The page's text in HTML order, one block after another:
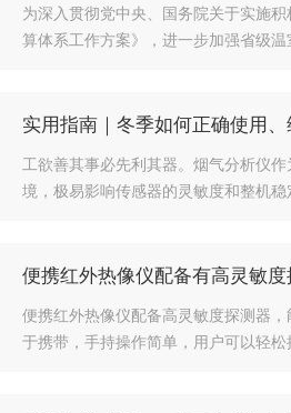
为深入贯彻党中央、国务院关于实施
算体系工作方案》，进一步加强省级
实用指南｜冬季如何正确使用
工欲善其事必先利其器。烟气分析仪
境，极易影响传感器的灵敏度和整机
便携红外热像仪配备有高灵敏度
便携红外热像仪配备高灵敏度探测器
于携带，手持操作简单，用户可以轻